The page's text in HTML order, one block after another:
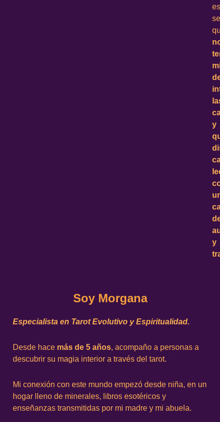
y
y
Soy Morgana
Especialista en Tarot Evolutivo y Espiritualidad.
Desde hace más de 5 años, acompaño a personas a
descubrir su magia interior a través del tarot.
Mi conexión con este mundo empezó desde niña, en un
hogar lleno de minerales, libros esotéricos y
enseñanzas transmitidas por mi madre y mi abuela.